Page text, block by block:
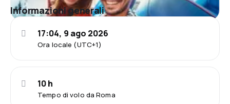
Informazioni generali
Ora locale (UTC+1)
17:04, 9 ago 2026
Tempo di volo da Roma
10 h